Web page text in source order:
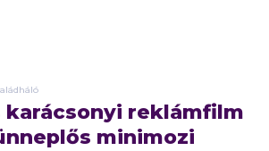
karácsonyi reklámfilm
minimozi